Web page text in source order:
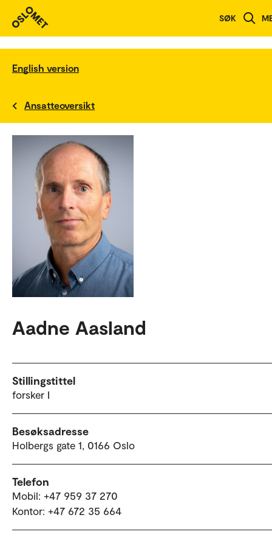
SØK
English version
Ansatteoversikt
Aadne Aasland
Stillingstittel
forsker I
Besøksadresse
Holbergs gate 1, 0166 Oslo
Telefon
Mobil: +47 959 37 270
Kontor: +47 672 35 664